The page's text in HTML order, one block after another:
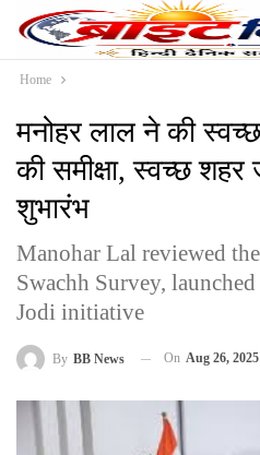
Home
मनोहर लाल ने की स्वच्छ
की समीक्षा, स्वच्छ
शुभारंभ
Manohar Lal reviewed
Swachh Survey,
Jodi initiative
By BB News On Aug 26, 2025